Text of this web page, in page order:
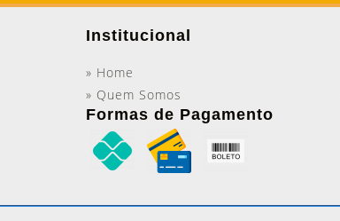
Institucional
» Home
» Quem Somos
Formas de Pagamento